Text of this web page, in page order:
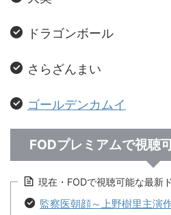
ドラゴンボール
さらざんまい
ゴールデンカムイ
FODプレミアムで視聴
現在・FODで視聴可能な最新
監察医朝顔～上野樹里主演